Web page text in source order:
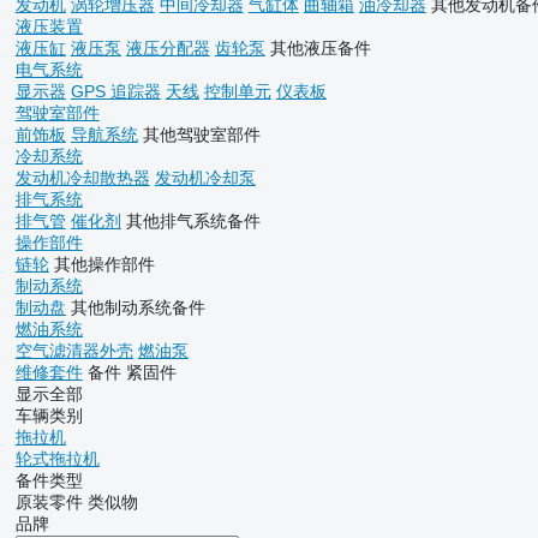
发动机 涡轮增压器 中间冷却器 气缸体 曲轴箱 油冷却器 其他发动机备
液压装置
液压缸 液压泵 液压分配器 齿轮泵 其他液压备件
电气系统
显示器 GPS 追踪器 天线 控制单元 仪表板
驾驶室部件
前饰板 导航系统 其他驾驶室部件
冷却系统
发动机冷却散热器 发动机冷却泵
排气系统
排气管 催化剂 其他排气系统备件
操作部件
链轮 其他操作部件
制动系统
制动盘 其他制动系统备件
燃油系统
空气滤清器外壳 燃油泵
维修套件 备件 紧固件
显示全部
车辆类别
拖拉机
轮式拖拉机
备件类型
原装零件 类似物
品牌